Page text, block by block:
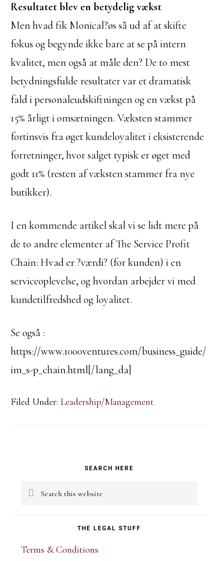
Resultatet blev en betydelig vækst
Men hvad fik Monical?øs så ud af at skifte
fokus og begynde ikke bare at se på intern
kvalitet, men også at måle den? De to mest
betydningsfulde resultater var et dramatisk
fald i personaleudskiftningen og en vækst på
15% årligt i omsætningen. Væksten stammer
fortinsvis fra øget kundeloyalitet i eksisterende
forretninger, hvor salget typisk er øget med
godt 11% (resten af væksten stammer fra nye
butikker).
I en kommende artikel skal vi se lidt mere på
de to andre elementer af The Service Profit
Chain: Hvad er ?værdi? (for kunden) i en
serviceoplevelse, og hvordan arbejder vi med
kundetilfredshed og loyalitet.
Se også :
https://www.1000ventures.com/business_guide/
im_s-p_chain.html[/lang_da]
Filed Under: Leadership/Management
Sidebar
SEARCH HERE
Search
THE LEGAL STUFF
Terms & Conditions